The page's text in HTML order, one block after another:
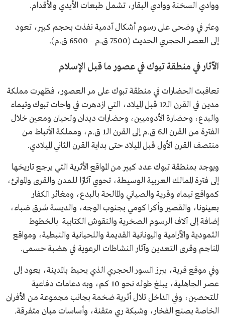
ووادي السخنة ووادي البقار، تشمل طبعات الأيدي والأقدام.
وعثر في وضحى على رسوم أشكال آدمية نفذت بحجم كبير، تعود
إلى العصر الحجري الحديث (7500 ق.م - 6500 ق.م).
الآثار في منطقة تبوك في عصور ما قبل الإسلام
تعاقبت الحضارات في منطقة تبوك على مر العصور، فظهرت مملكة
مدين في القرن الـ12 قبل الميلاد، التي ازدهرت في واحات تبوك وتيماء
والبدع، وحضارة الأدوميين، وحضارات ديدان ولحيان ومعين خلال
الفترة من القرن الـ6 ق.م إلى القرن الـ1 ق.م، ومملكة الأنباط من
منتصف القرن الأول قبل الميلاد حتى بداية القرن الثاني الميلادي.
ويوجد بمنطقة تبوك عدد كبير من المواقع الأثرية التي يرجع تاريخها
إلى فترة الممالك العربية الوسيطة، تحوي آثارًا للمدن والقرى والموانئ،
كمواقع تيماء وقرية والصياني والمالحة بالبدع، ومغائر الكفار
بعينونا، والقصير وأكرا كومي بجنوب الوجه، والديسة شرق ضباء،
إضافة إلى آلاف الرسوم الصخرية والنقوش الكتابية بالخطوط
الثمودية والآرامية واليونانية القديمة واللحيانية والنبطية، ومواقع
المناجم وقرى التعدين وآثار النشاطات الرعوية في هضبة حسمى.
وفي موقع قرية، يبرز السور الحجري الذي يحيط بالمدينة، يعود إلى
عصر الجاهلية، يبلغ طوله نحو 10 كم، وبه دعامات دفاعية
للتحصين، وفي الداخل تلال أثرية ضخمة بجانب مجموعة من الأفران
الخاصة بصنع الفخار، وشبكة ري متقنة، وأساسات مبان متفرقة.